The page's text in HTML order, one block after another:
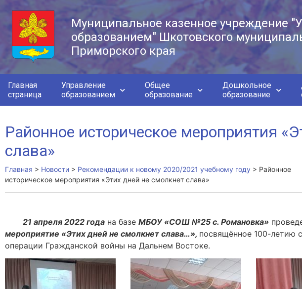
Муниципальное казенное учреждение
образованием" Шкотовского
Приморского края
Главная
страница
Управление
образованием
Общее
образование
Дошкольное
образование
Районное историческое мероприятия
слава»
Главная > Новости > Рекомендации к новому 2020/2021 учебному году > Районное
историческое мероприятия «Этих дней не смолкнет слава»
21 апреля 2022 года на базе МБОУ «СОШ №25 с. Романовка»
мероприятие «Этих дней не смолкнет слава…», посвящённое 100-летию
операции Гражданской войны на Дальнем Востоке.